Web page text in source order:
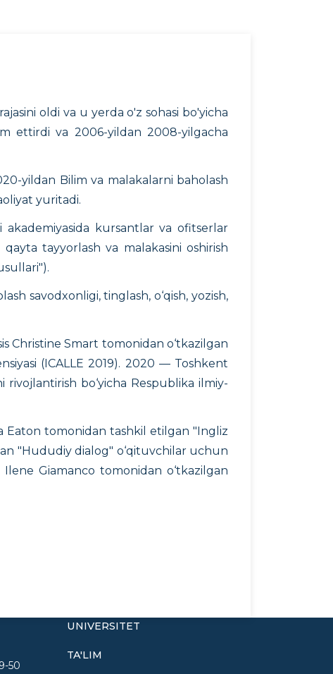
oldi va u yerda o'z sohasi bo'yicha
ettirdi va 2006-yildan 2008-yilgacha
yildan Bilim va malakalarni baholash
yuritadi.
akademiyasida kursantlar va ofitserlar
tayyorlash va malakasini oshirish
savodxonligi, tinglash, o‘qish, yozish,
Christine Smart tomonidan o‘tkazilgan
(ICALLE 2019). 2020 — Toshkent
bo‘yicha Respublika ilmiy-
Eaton tomonidan tashkil etilgan "Ingliz
"Hududiy dialog" o‘qituvchilar uchun
Giamanco tomonidan o‘tkazilgan
50
UNIVERSITET
TA'LIM